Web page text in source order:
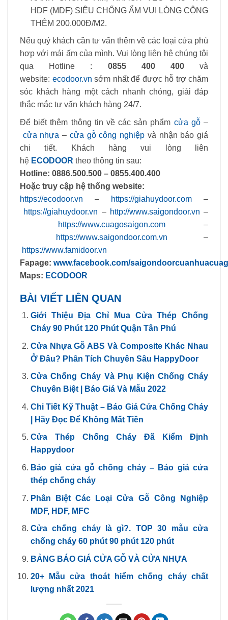
HDF (MDF) SIÊU CHỐNG ẨM VUI LÒNG CỘNG
THÊM 200.000Đ/M2.
Nếu quý khách cần tư vấn thêm về các loại cửa phù
hợp với mái ấm của mình. Vui lòng liên hệ chúng tôi
qua Hotline : 0855 400 400và
website: ecodoor.vn sớm nhất để được hỗ trợ chăm
sóc khách hàng một cách nhanh chóng, giải đáp
thắc mắc tư vấn khách hàng 24/7.
Để biết thêm thông tin về các sản phẩm cửa gỗ–
cửa nhựa – cửa gỗ công nghiệp và nhận báo giá
chi tiết. Khách hàng vui lòng liên
hệ ECODOOR theo thông tin sau:
Hotline: 0886.500.500 – 0855.400.400
Hoặc truy cập hệ thống website:
https://ecodoor.vn – https://giahuydoor.com –
https://giahuydoor.vn – http://www.saigondoor.vn –
https://www.cuagosaigon.com –
https://www.saigondoor.com.vn –
https://www.famidoor.vn
Fapage: www.facebook.com/
Maps: ECODOOR
BÀI VIẾT LIÊN QUAN
Giới Thiệu Địa Chỉ Mua Cửa Thép Chống
Cháy 90 Phút 120 Phút Quận Tân Phú
Cửa Nhựa Gỗ ABS Và Composite Khác Nhau
Ở Đâu? Phân Tích Chuyên Sâu HappyDoor
Cửa Chống Cháy Và Phụ Kiện Chống Cháy
Chuyên Biệt | Báo Giá Và Mẫu 2022
Chi Tiết Kỹ Thuật – Báo Giá Cửa Chống Cháy
| Hãy Đọc Để Không Mất Tiền
Cửa Thép Chống Cháy Đã Kiểm Định
Happydoor
Báo giá cửa gỗ chống cháy – Báo giá cửa
thép chống cháy
Phân Biệt Các Loại Cửa Gỗ Công Nghiệp
MDF, HDF, MFC
Cửa chống cháy là gì?. TOP 30 mẫu cửa
chống cháy 60 phút 90 phút 120 phút
BẢNG BÁO GIÁ CỬA GỖ VÀ CỬA NHỰA
20+ Mẫu cửa thoát hiểm chống cháy chất
lượng nhất 2021